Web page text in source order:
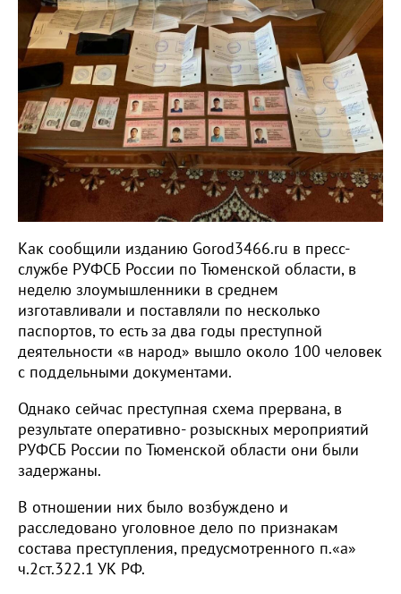
Как сообщили изданию Gorod3466.ru в пресс-
службе РУФСБ России по Тюменской области, в
неделю злоумышленники в среднем
изготавливали и поставляли по несколько
паспортов, то есть за два годы преступной
деятельности «в народ» вышло около 100 человек
с поддельными документами.
Однако сейчас преступная схема прервана, в
результате оперативно- розыскных мероприятий
РУФСБ России по Тюменской области они были
задержаны.
В отношении них было возбуждено и
расследовано уголовное дело по признакам
состава преступления, предусмотренного п.«а»
ч.2ст.322.1 УК РФ.